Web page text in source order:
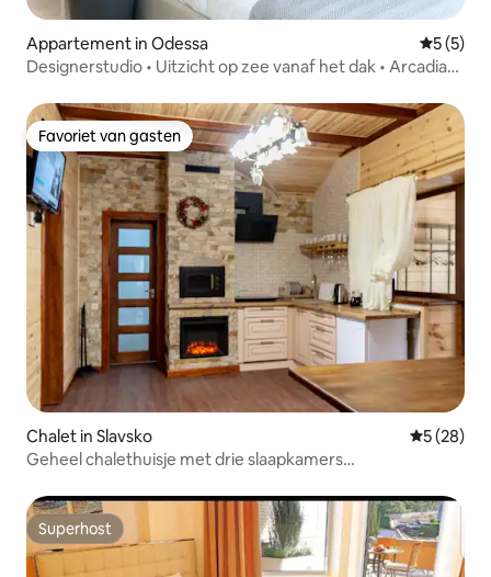
Appartement in Odessa
5 (5)
Designerstudio • Uitzicht op zee vanaf het dak • Arcadia
Favoriet van gasten
Favoriet van gasten
Chalet in Slavsko
5 (28)
Geheel chalethuisje met drie slaapkamers
Superhost
Superhost